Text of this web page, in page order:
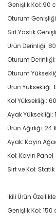
Genişlik Kol: 90
Oturum
Sırt Yastık
Ürün Derinliği:
Oturum
Oturum
Ürün Yüksekliği:
Kol Yüksekliği:
Ayak Yüksekliği:
Ürün Ağırlığı: 24
Ayak: Kayın
Kol: Kayın Panel
Sırt ve Kol:
İkili Ürün
Genişlik Kol: 150